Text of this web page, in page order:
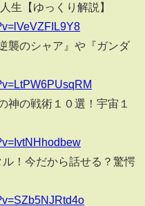
生【ゆっくり解説】
襲のシャア』や『ガンダ
神の戦術１０選！宇宙１
ル！今だから話せる？驚愕